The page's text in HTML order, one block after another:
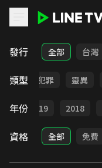
LINE TV - 電影
發行 全部 台灣
類型
勵志 犯罪 靈異
年份 2019 2018
資格 全部 免費